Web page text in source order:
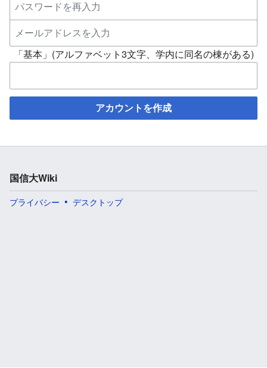
「基本」(アルファベット3文字、学内に同名の棟がある)
アカウントを作成
国信大Wiki
プライバシー デスクトップ